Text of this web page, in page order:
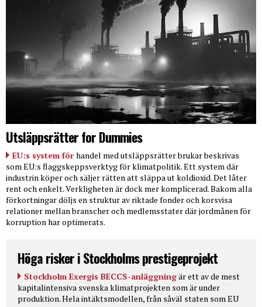
Utsläppsrätter for Dummies
EU:s system för handel med utsläppsrätter brukar beskrivas
som EU:s flaggskeppsverktyg för klimatpolitik. Ett system där
industrin köper och säljer rätten att släppa ut koldioxid. Det låter
rent och enkelt. Verkligheten är dock mer komplicerad. Bakom alla
förkortningar döljs en struktur av riktade fonder och korsvisa
relationer mellan branscher och medlemsstater där jordmånen för
korruption har optimerats.
Höga risker i Stockholms prestigeprojekt
Stockholm Exergis BECCS-anläggningär ett av de mest
kapitalintensiva svenska klimatprojekten som är under
produktion. Hela intäktsmodellen, från såväl staten som EU